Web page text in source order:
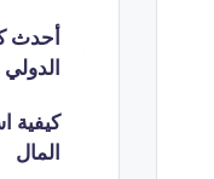
أحدث
الدولي
كيفية
المال